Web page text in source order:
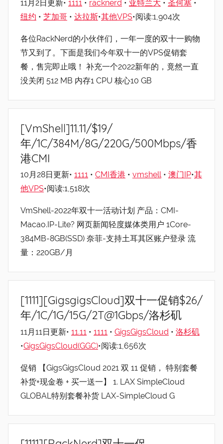
11月2日更新• 1111 • racknerd • 亚特兰大 • 圣何塞 •
纽约 • 芝加哥 • 达拉斯•其他VPS•阅读:1,904次
各位RackNerd的小伙伴们，一年一度的双十一购物
节又到了。下面是我们今年双十一的VPS促销套
餐，售完即止哦！ 补充一个2022新年的，竟然一直
没关闭 512 MB 内存1 CPU 核心10 GB
[VmShell]11.11/$19/
年/1C/384M/8G/220G/500Mbps/香
港CMI
10月28日更新• 1111 • CMI香港 • vmshell• 澳门IP•其
他VPS•阅读:1,518次
VmShell-2022年双十一活动计划 产品：CMI-
Macao.IP-Lite? 网页新闻轻度媒体类用户 1Core-
384MB-8GB(SSD) 奈菲-支持土耳其区账户登录 流
量：220GB/月
[1111][GigsgigsCloud]双十一促销$26/
年/1C/1G/15G/2T@1Gbps/洛杉矶
11月11日更新• 11.11 • 1111 • GigsGigsCloud • 洛杉矶
•GigsGigsCloud(GGC)•阅读:1,656次
促销 【GigsGigsCloud 2021 双 11 促销， 特别套餐
补货+现金卷 + 买一送一】 1. LAX SimpleCloud
GLOBAL特别套餐补货 LAX-SimpleCloud G